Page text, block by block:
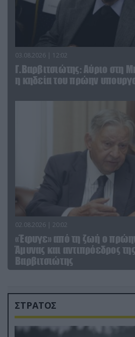
03.08.2026 | 12:02
Γ.Βαρβιτσιώτης: Aύριο στη
η κηδεία του πρώην
02.08.2026 | 20:02
«Έφυγε» από τη ζωή ο
Άμυνας και αντιπρόεδρος
Βαρβιτσιώτης
ΣΤΡΑΤΟΣ